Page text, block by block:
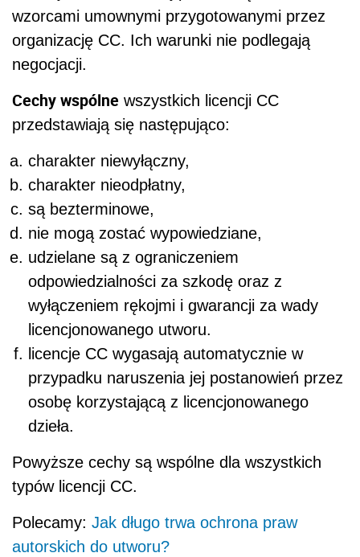
wzorcami umownymi przygotowanymi przez
organizację CC. Ich warunki nie podlegają
negocjacji.
Cechy wspólne wszystkich licencji CC
przedstawiają się następująco:
charakter niewyłączny,
charakter nieodpłatny,
są bezterminowe,
nie mogą zostać wypowiedziane,
udzielane są z ograniczeniem
odpowiedzialności za szkodę oraz z
wyłączeniem rękojmi i gwarancji za wady
licencjonowanego utworu.
licencje CC wygasają automatycznie w
przypadku naruszenia jej postanowień przez
osobę korzystającą z licencjonowanego
dzieła.
Powyższe cechy są wspólne dla wszystkich
typów licencji CC.
Polecamy: Jak długo trwa ochrona praw
autorskich do utworu?